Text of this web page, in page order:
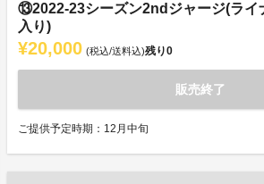
⑬2022-23シーズン2ndジャージ(ライ
入り)
¥20,000 (税込/送料込)残り0
販売終了
ご提供予定時期：12月中旬